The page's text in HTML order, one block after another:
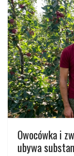
Owocówka i
ubywa